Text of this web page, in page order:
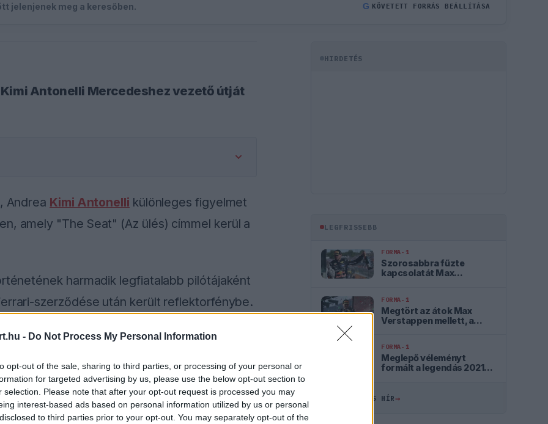
- Do Not Process My Personal Information
opt-out of the sale, sharing to third parties, or processing of your personal or
for targeted advertising by us, please use the below opt-out section to
selection. Please note that after your opt-out request is processed you may
interest-based ads based on personal information utilized by us or personal
to third parties prior to your opt-out. You may separately opt-out of the
jelenjenek meg a keresőben. G KÖVETETT FORRÁS BEÁLLÍTÁSA
Antonelli Mercedeshez vezető útját
Andrea Kimi Antonelli különleges figyelmet
amely "The Seat" (Az ülés) címmel kerül a
harmadik legfiatalabb pilótájaként
szerződése után került reflektorfénybe.
the server or network failed or because the
supported.
HIRDETÉS
LEGFRISSEBB
FORMA-1
Szorosabbra fűzte
kapcsolatát Max
FORMA-1
Megtört az átok Max
Verstappen mellett, a
FORMA-1
Meglepő véleményt
formált a legendás 2021-
ÖSSZES FRISS HÍR→